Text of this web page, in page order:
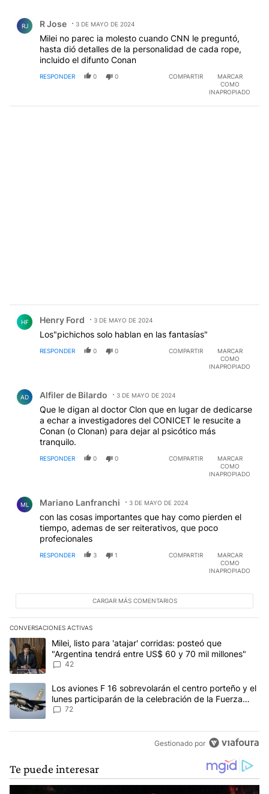
RJ R Jose 3 DE MAYO DE 2024
Milei no parec ia molesto cuando CNN le preguntó,
hasta dió detalles de la personalidad de cada rope,
incluido el difunto Conan
RESPONDER 0 0 COMPARTIR
MARCAR
COMO
INAPROPIADO
HF Henry Ford 3 DE MAYO DE 2024
Los"pichichos solo hablan en las fantasías"
RESPONDER 0 0 COMPARTIR
MARCAR
COMO
INAPROPIADO
AD Alfiler de Bilardo 3 DE MAYO DE 2024
Que le digan al doctor Clon que en lugar de dedicarse
a echar a investigadores del CONICET le resucite a
Conan (o Clonan) para dejar al psicótico más
tranquilo.
RESPONDER 0 0 COMPARTIR
MARCAR
COMO
INAPROPIADO
ML Mariano Lanfranchi 3 DE MAYO DE 2024
con las cosas importantes que hay como pierden el
tiempo, ademas de ser reiterativos, que poco
profecionales
RESPONDER 3 1 COMPARTIR
MARCAR
COMO
INAPROPIADO
CARGAR MÁS COMENTARIOS
CONVERSACIONES ACTIVAS
Este listado muestra los artículos con más comentarios en los
Un artículo de tendencia con el título "Milei, listo para 'atajar'
Milei, listo para 'atajar' corridas: posteó que
"Argentina tendrá entre US$ 60 y 70 mil millones"
42
Un artículo de tendencia con el título "Los aviones F 16
Los aviones F 16 sobrevolarán el centro porteño y el
lunes participarán de la celebración de la Fuerza
Aérea
72
Gestionado por